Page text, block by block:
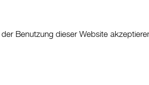
Benutzung dieser Website